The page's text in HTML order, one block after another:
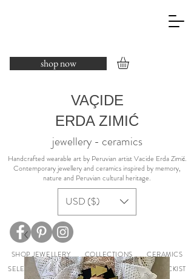
shop now
VAÇIDE
ERDA ZIMIĆ
SHOP JEWELLERY COLLECTIONS
CERAMICS
SELECTED EXHIBITIONS
ABOUT PRESS
STOCKIST
USD ($)
jewellery - ceramics
​Handcrafted wearable art by Peruvian artist Vacide Erda Zimić.
Contemporary jewellery and ceramics inspired by memory,
nature and Peruvian cultural heritage.